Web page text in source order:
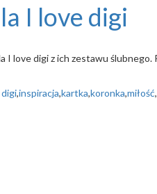
I love digi
love digi z ich zestawu ślubnego.
,inspiracja,kartka,koronka,miłość,